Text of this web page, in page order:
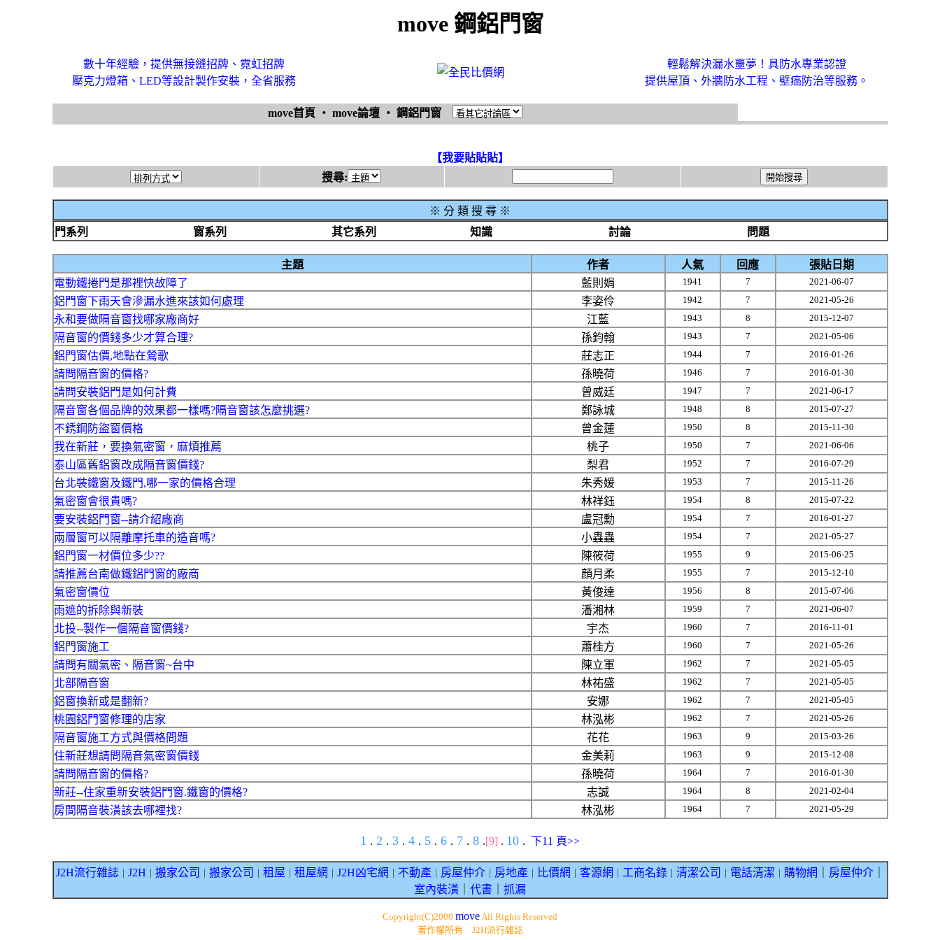
move 鋼鋁門窗
數十年經驗，提供無接縫招牌、霓虹招牌
壓克力燈箱、LED等設計製作安裝，全省服務
輕鬆解決漏水噩夢！具防水專業認證
提供屋頂、外牆防水工程、壁癌防治等服務。
move首頁 ‧ move論壇 ‧ 鋼鋁門窗
【我要貼貼貼】
搜尋:
※ 分 類 搜 尋 ※
門系列
窗系列 其它系列 知識 討論 問題
主題 作者 人氣 回應
張貼日期
電動鐵捲門是那裡快故障了
藍則娟 1941 7 2021-06-07
鋁門窗下雨天會滲漏水進來該如何處理 李姿伶 1942 7 2021-05-26
永和要做隔音窗找哪家廠商好 江藍 1943 8 2015-12-07
隔音窗的價錢多少才算合理? 孫鈞翰 1943 7 2021-05-06
鋁門窗估價,地點在鶯歌 莊志正 1944 7 2016-01-26
請問隔音窗的價格? 孫曉荷 1946 7 2016-01-30
請問安裝鋁門是如何計費 曾威廷 1947 7 2021-06-17
隔音窗各個品牌的效果都一樣嗎?隔音窗該怎麼挑選? 鄭詠城 1948 8 2015-07-27
不銹鋼防盜窗價格 曾金蓮 1950 8 2015-11-30
我在新莊，要換氣密窗，麻煩推薦 桃子 1950 7 2021-06-06
泰山區舊鋁窗改成隔音窗價錢? 梨君 1952 7 2016-07-29
台北裝鐵窗及鐵門,哪一家的價格合理 朱秀媛 1953 7 2015-11-26
氣密窗會很貴嗎? 林祥鈺 1954 8 2015-07-22
要安裝鋁門窗--請介紹廠商 盧冠勳 1954 7 2016-01-27
兩層窗可以隔離摩托車的造音嗎? 小蟲蟲 1954 7 2021-05-27
鋁門窗一材價位多少?? 陳筱荷 1955 9 2015-06-25
請推薦台南做鐵鋁門窗的廠商 顏月柔 1955 7 2015-12-10
氣密窗價位 黃俊達 1956 8 2015-07-06
雨遮的拆除與新裝 潘湘林 1959 7 2021-06-07
北投--製作一個隔音窗價錢? 宇杰 1960 7 2016-11-01
鋁門窗施工 蕭桂方 1960 7 2021-05-26
請問有關氣密、隔音窗~台中 陳立軍 1962 7 2021-05-05
北部隔音窗 林祐盛 1962 7 2021-05-05
鋁窗換新或是翻新? 安娜 1962 7 2021-05-05
桃園鋁門窗修理的店家 林泓彬 1962 7 2021-05-26
隔音窗施工方式與價格問題 花花 1963 9 2015-03-26
住新莊想請問隔音氣密窗價錢 金美莉 1963 9 2015-12-08
請問隔音窗的價格? 孫曉荷 1964 7 2016-01-30
新莊--住家重新安裝鋁門窗.鐵窗的價格? 志誠 1964 8 2021-02-04
房間隔音裝潢該去哪裡找? 林泓彬 1964 7 2021-05-29
1 . 2 . 3 . 4 . 5 . 6 . 7 . 8 .[9] . 10 . 下11 頁>>
J2H流行雜誌｜ J2H 搬家公司 搬家公司 租屋 租屋網 J2H凶宅網 不動產｜ 房屋仲介｜ 房地產｜ 比價網 客源網 工商名錄｜ 清潔公司 電話清潔 購物網 房屋仲介｜
室內裝潢
代書 抓漏
Copyright(C)2000 moveAll Rights Reserved
著作權所有 J2H流行雜誌